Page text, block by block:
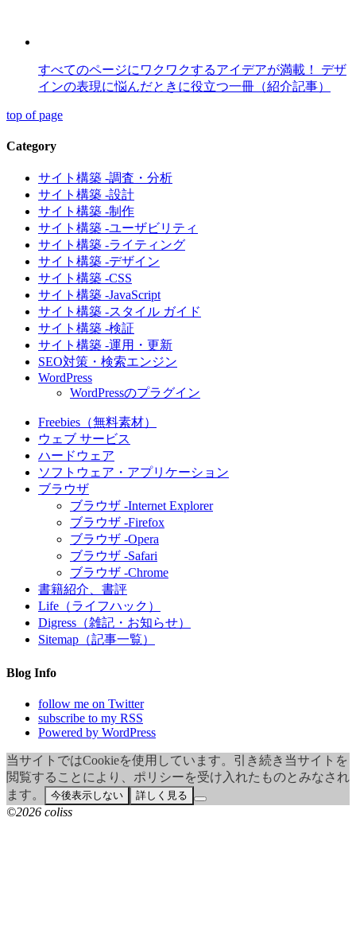
すべてのページにワクワクするアイデアが満載！ デザ
インの表現に悩んだときに役立つ一冊（紹介記事）
top of page
Category
サイト構築 -調査・分析
サイト構築 -設計
サイト構築 -制作
サイト構築 -ユーザビリティ
サイト構築 -ライティング
サイト構築 -デザイン
サイト構築 -CSS
サイト構築 -JavaScript
サイト構築 -スタイル ガイド
サイト構築 -検証
サイト構築 -運用・更新
SEO対策・検索エンジン
WordPress
WordPressのプラグイン
Freebies（無料素材）
ウェブ サービス
ハードウェア
ソフトウェア・アプリケーション
ブラウザ
ブラウザ -Internet Explorer
ブラウザ -Firefox
ブラウザ -Opera
ブラウザ -Safari
ブラウザ -Chrome
書籍紹介、書評
Life（ライフハック）
Digress（雑記・お知らせ）
Sitemap（記事一覧）
Blog Info
follow me on Twitter
subscribe to my RSS
Powered by WordPress
当サイトではCookieを使用しています。引き続き当サイトを
閲覧することにより、ポリシーを受け入れたものとみなされ
ます。
今後表示しない 詳しく見る
©2026 coliss